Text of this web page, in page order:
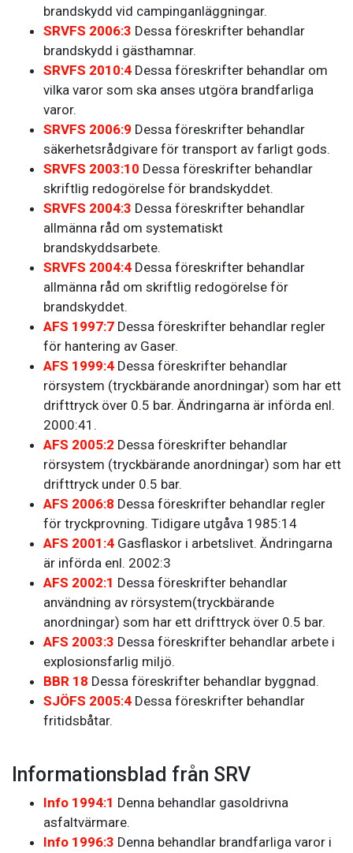
brandskydd vid campinganläggningar.
SRVFS 2006:3 Dessa föreskrifter behandlar
brandskydd i gästhamnar.
SRVFS 2010:4 Dessa föreskrifter behandlar om
vilka varor som ska anses utgöra brandfarliga
varor.
SRVFS 2006:9 Dessa föreskrifter behandlar
säkerhetsrådgivare för transport av farligt gods.
SRVFS 2003:10 Dessa föreskrifter behandlar
skriftlig redogörelse för brandskyddet.
SRVFS 2004:3 Dessa föreskrifter behandlar
allmänna råd om systematiskt
brandskyddsarbete.
SRVFS 2004:4 Dessa föreskrifter behandlar
allmänna råd om skriftlig redogörelse för
brandskyddet.
AFS 1997:7 Dessa föreskrifter behandlar regler
för hantering av Gaser.
AFS 1999:4 Dessa föreskrifter behandlar
rörsystem (tryckbärande anordningar) som har ett
drifttryck över 0.5 bar. Ändringarna är införda enl.
2000:41.
AFS 2005:2 Dessa föreskrifter behandlar
rörsystem (tryckbärande anordningar) som har ett
drifttryck under 0.5 bar.
AFS 2006:8 Dessa föreskrifter behandlar regler
för tryckprovning. Tidigare utgåva 1985:14
AFS 2001:4 Gasflaskor i arbetslivet. Ändringarna
är införda enl. 2002:3
AFS 2002:1 Dessa föreskrifter behandlar
användning av rörsystem(tryckbärande
anordningar) som har ett drifttryck över 0.5 bar.
AFS 2003:3 Dessa föreskrifter behandlar arbete i
explosionsfarlig miljö.
BBR 18 Dessa föreskrifter behandlar byggnad.
SJÖFS 2005:4 Dessa föreskrifter behandlar
fritidsbåtar.
Informationsblad från SRV
Info 1994:1 Denna behandlar gasoldrivna
asfaltvärmare.
Info 1996:3 Denna behandlar brandfarliga varor i